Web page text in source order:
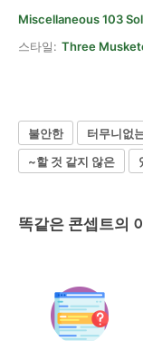
Miscellaneous 103
스타일: Three
불안한 터무니없
~할 것 같지 않은
똑같은 콘셉트의